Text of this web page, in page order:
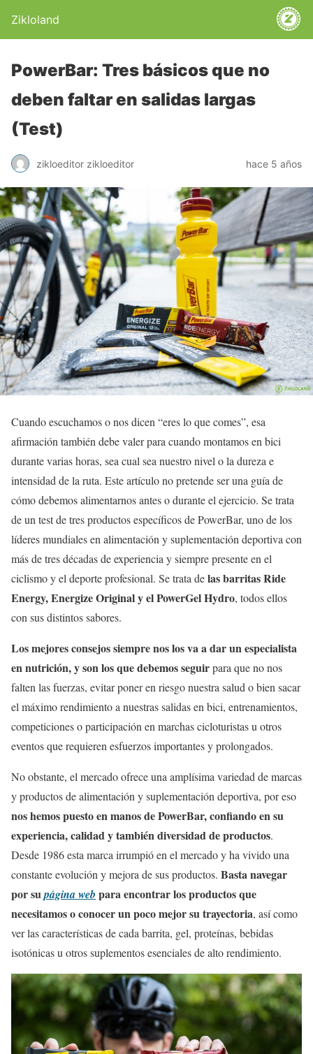
Zikloland
PowerBar: Tres básicos que no
deben faltar en salidas largas
(Test)
zikloeditor zikloeditor hace 5 años
Cuando escuchamos o nos dicen “eres lo que comes”, esa
afirmación también debe valer para cuando montamos en bici
durante varias horas, sea cual sea nuestro nivel o la dureza e
intensidad de la ruta. Este artículo no pretende ser una guía de
cómo debemos alimentarnos antes o durante el ejercicio. Se trata
de un test de tres productos específicos de PowerBar, uno de los
líderes mundiales en alimentación y suplementación deportiva con
más de tres décadas de experiencia y siempre presente en el
ciclismo y el deporte profesional. Se trata delas barritas Ride
Energy, Energize Original y el PowerGel Hydro, todos ellos
con sus distintos sabores.
Los mejores consejos siempre nos los va a dar un especialista
en nutrición, y son los que debemos seguirpara que no nos
falten las fuerzas, evitar poner en riesgo nuestra salud o bien sacar
el máximo rendimiento a nuestras salidas en bici, entrenamientos,
competiciones o participación en marchas cicloturistas u otros
eventos que requieren esfuerzos importantes y prolongados.
No obstante, el mercado ofrece una amplísima variedad de marcas
y productos de alimentación y suplementación deportiva, por eso
nos hemos puesto en manos de PowerBar, confiando en su
experiencia, calidad y también diversidad de productos.
Desde 1986 esta marca irrumpió en el mercado y ha vivido una
constante evolución y mejora de sus productos. Basta navegar
por supágina web para encontrar los productos que
necesitamos o conocer un poco mejor su trayectoria, así como
ver las características de cada barrita, gel, proteínas, bebidas
isotónicas u otros suplementos esenciales de alto rendimiento.